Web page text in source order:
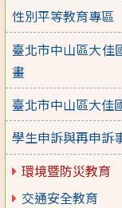
性別平等教育專區
臺北市中山區大佳
畫
臺北市中山區大佳
學生申訴與再申訴
環境暨防災教育
交通安全教育